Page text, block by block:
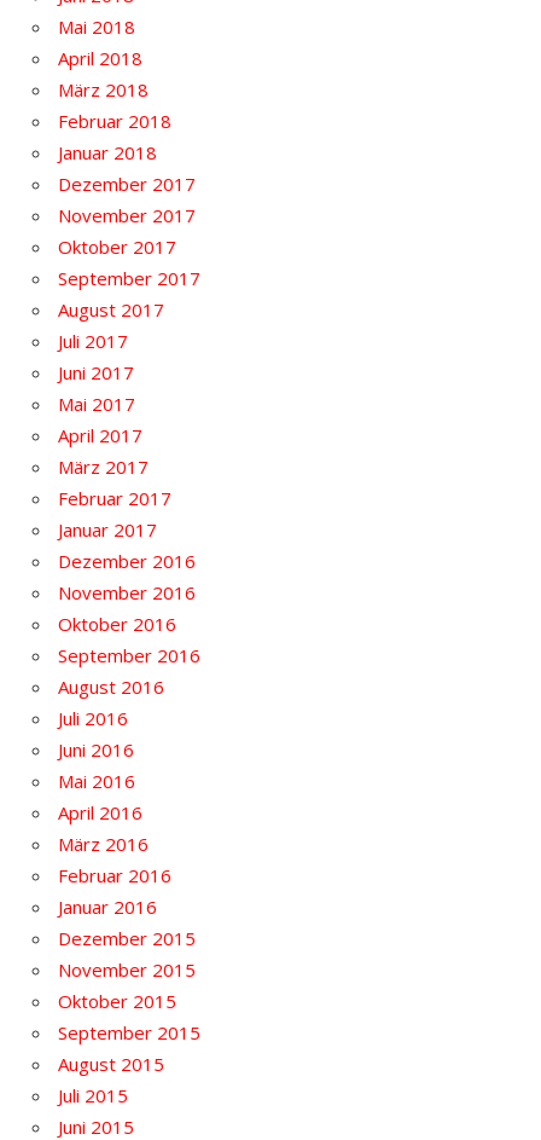
Mai 2018
April 2018
März 2018
Februar 2018
Januar 2018
Dezember 2017
November 2017
Oktober 2017
September 2017
August 2017
Juli 2017
Juni 2017
Mai 2017
April 2017
März 2017
Februar 2017
Januar 2017
Dezember 2016
November 2016
Oktober 2016
September 2016
August 2016
Juli 2016
Juni 2016
Mai 2016
April 2016
März 2016
Februar 2016
Januar 2016
Dezember 2015
November 2015
Oktober 2015
September 2015
August 2015
Juli 2015
Juni 2015